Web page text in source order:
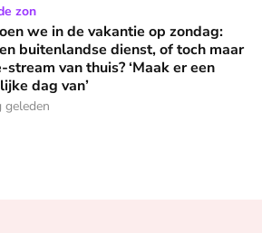
op zondag: naar een
zon
we in de vakantie op zondag:
buitenlandse dienst, of toch maar
stream van thuis? ‘Maak er een
dag van’
geleden